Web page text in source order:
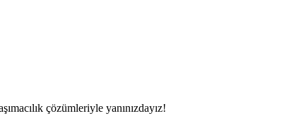
çözümleriyle yanınızdayız!